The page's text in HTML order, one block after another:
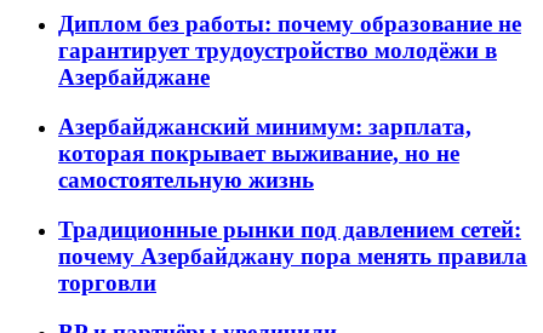
Диплом без работы: почему образование не
гарантирует трудоустройство молодёжи в
Азербайджане
Азербайджанский минимум: зарплата,
которая покрывает выживание, но не
самостоятельную жизнь
Традиционные рынки под давлением сетей:
почему Азербайджану пора менять правила
торговли